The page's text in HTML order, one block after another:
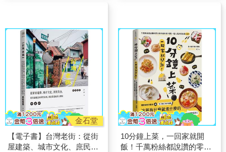
金石堂
【電子書】台灣老街：從街
屋建築、城市文化、庶民美
10分鐘上菜，一回家就開
飯！千萬粉絲都說讚的零失